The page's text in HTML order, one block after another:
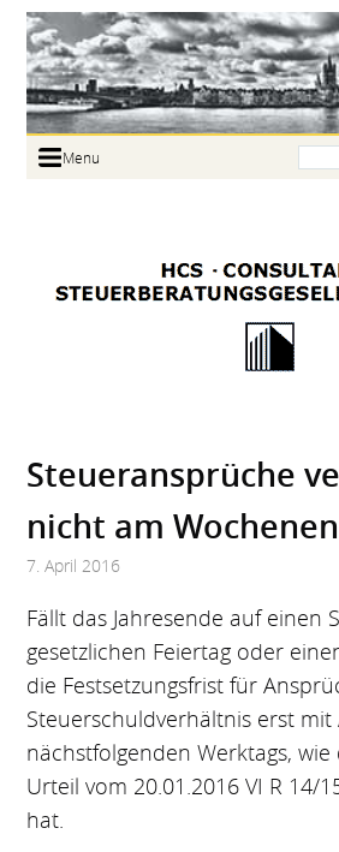
Menu
Links
Steuer­ansprüche
nicht am
7. April 2016
Fällt das Jahresende auf einen
gesetzlichen Feiertag oder
die Festsetzungsfrist für
Steuerschuldverhältnis erst mit
nächstfolgenden Werktags, wie
Urteil vom 20.01.2016 VI R 14/
hat.